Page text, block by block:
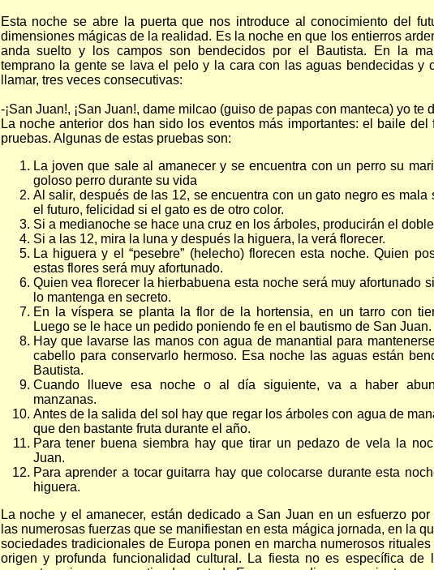
Esta noche se abre la puerta que nos introduce al conocimiento del
dimensiones mágicas de la realidad. Es la noche en que los entierros
anda suelto y los campos son bendecidos por el Bautista. En la
temprano la gente se lava el pelo y la cara con las aguas bendecidas y
llamar, tres veces consecutivas:
-¡San Juan!, ¡San Juan!, dame milcao (guiso de papas con manteca) yo te
La noche anterior dos han sido los eventos más importantes: el baile del
pruebas. Algunas de estas pruebas son:
La joven que sale al amanecer y se encuentra con un perro su
goloso perro durante su vida
Al salir, después de las 12, se encuentra con un gato negro es mala
el futuro, felicidad si el gato es de otro color.
Si a medianoche se hace una cruz en los árboles, producirán el
Si a las 12, mira la luna y después la higuera, la verá florecer.
La higuera y el “pesebre” (helecho) florecen esta noche. Quien
estas flores será muy afortunado.
Quien vea florecer la hierbabuena esta noche será muy afortunado
lo mantenga en secreto.
En la víspera se planta la flor de la hortensia, en un tarro con
Luego se le hace un pedido poniendo fe en el bautismo de San Juan.
Hay que lavarse las manos con agua de manantial para
cabello para conservarlo hermoso. Esa noche las aguas están
Bautista.
Cuando llueve esa noche o al día siguiente, va a haber
manzanas.
Antes de la salida del sol hay que regar los árboles con agua de
que den bastante fruta durante el año.
Para tener buena siembra hay que tirar un pedazo de vela la
Juan.
Para aprender a tocar guitarra hay que colocarse durante esta
higuera.
La noche y el amanecer, están dedicado a San Juan en un esfuerzo por
las numerosas fuerzas que se manifiestan en esta mágica jornada, en la
sociedades tradicionales de Europa ponen en marcha numerosos
origen y profunda funcionalidad cultural. La fiesta no es específica de